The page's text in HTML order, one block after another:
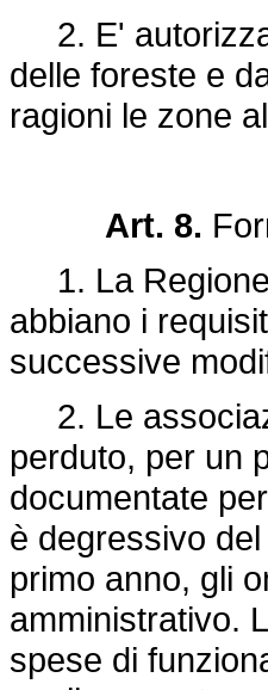
2. E'
delle foreste e
ragioni le zone
Art. 8.
1. La Regione
abbiano i
successive
2. Le
perduto, per un
documentate
è degressivo
primo anno, gli
amministrativo.
spese di